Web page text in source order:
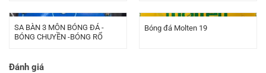
349.000 ₫.là:
SA BÀN 3 MÔN BÓNG ĐÁ -
BÓNG CHUYỀN -BÓNG RỔ
Bóng đá Molten 19
Đánh giá